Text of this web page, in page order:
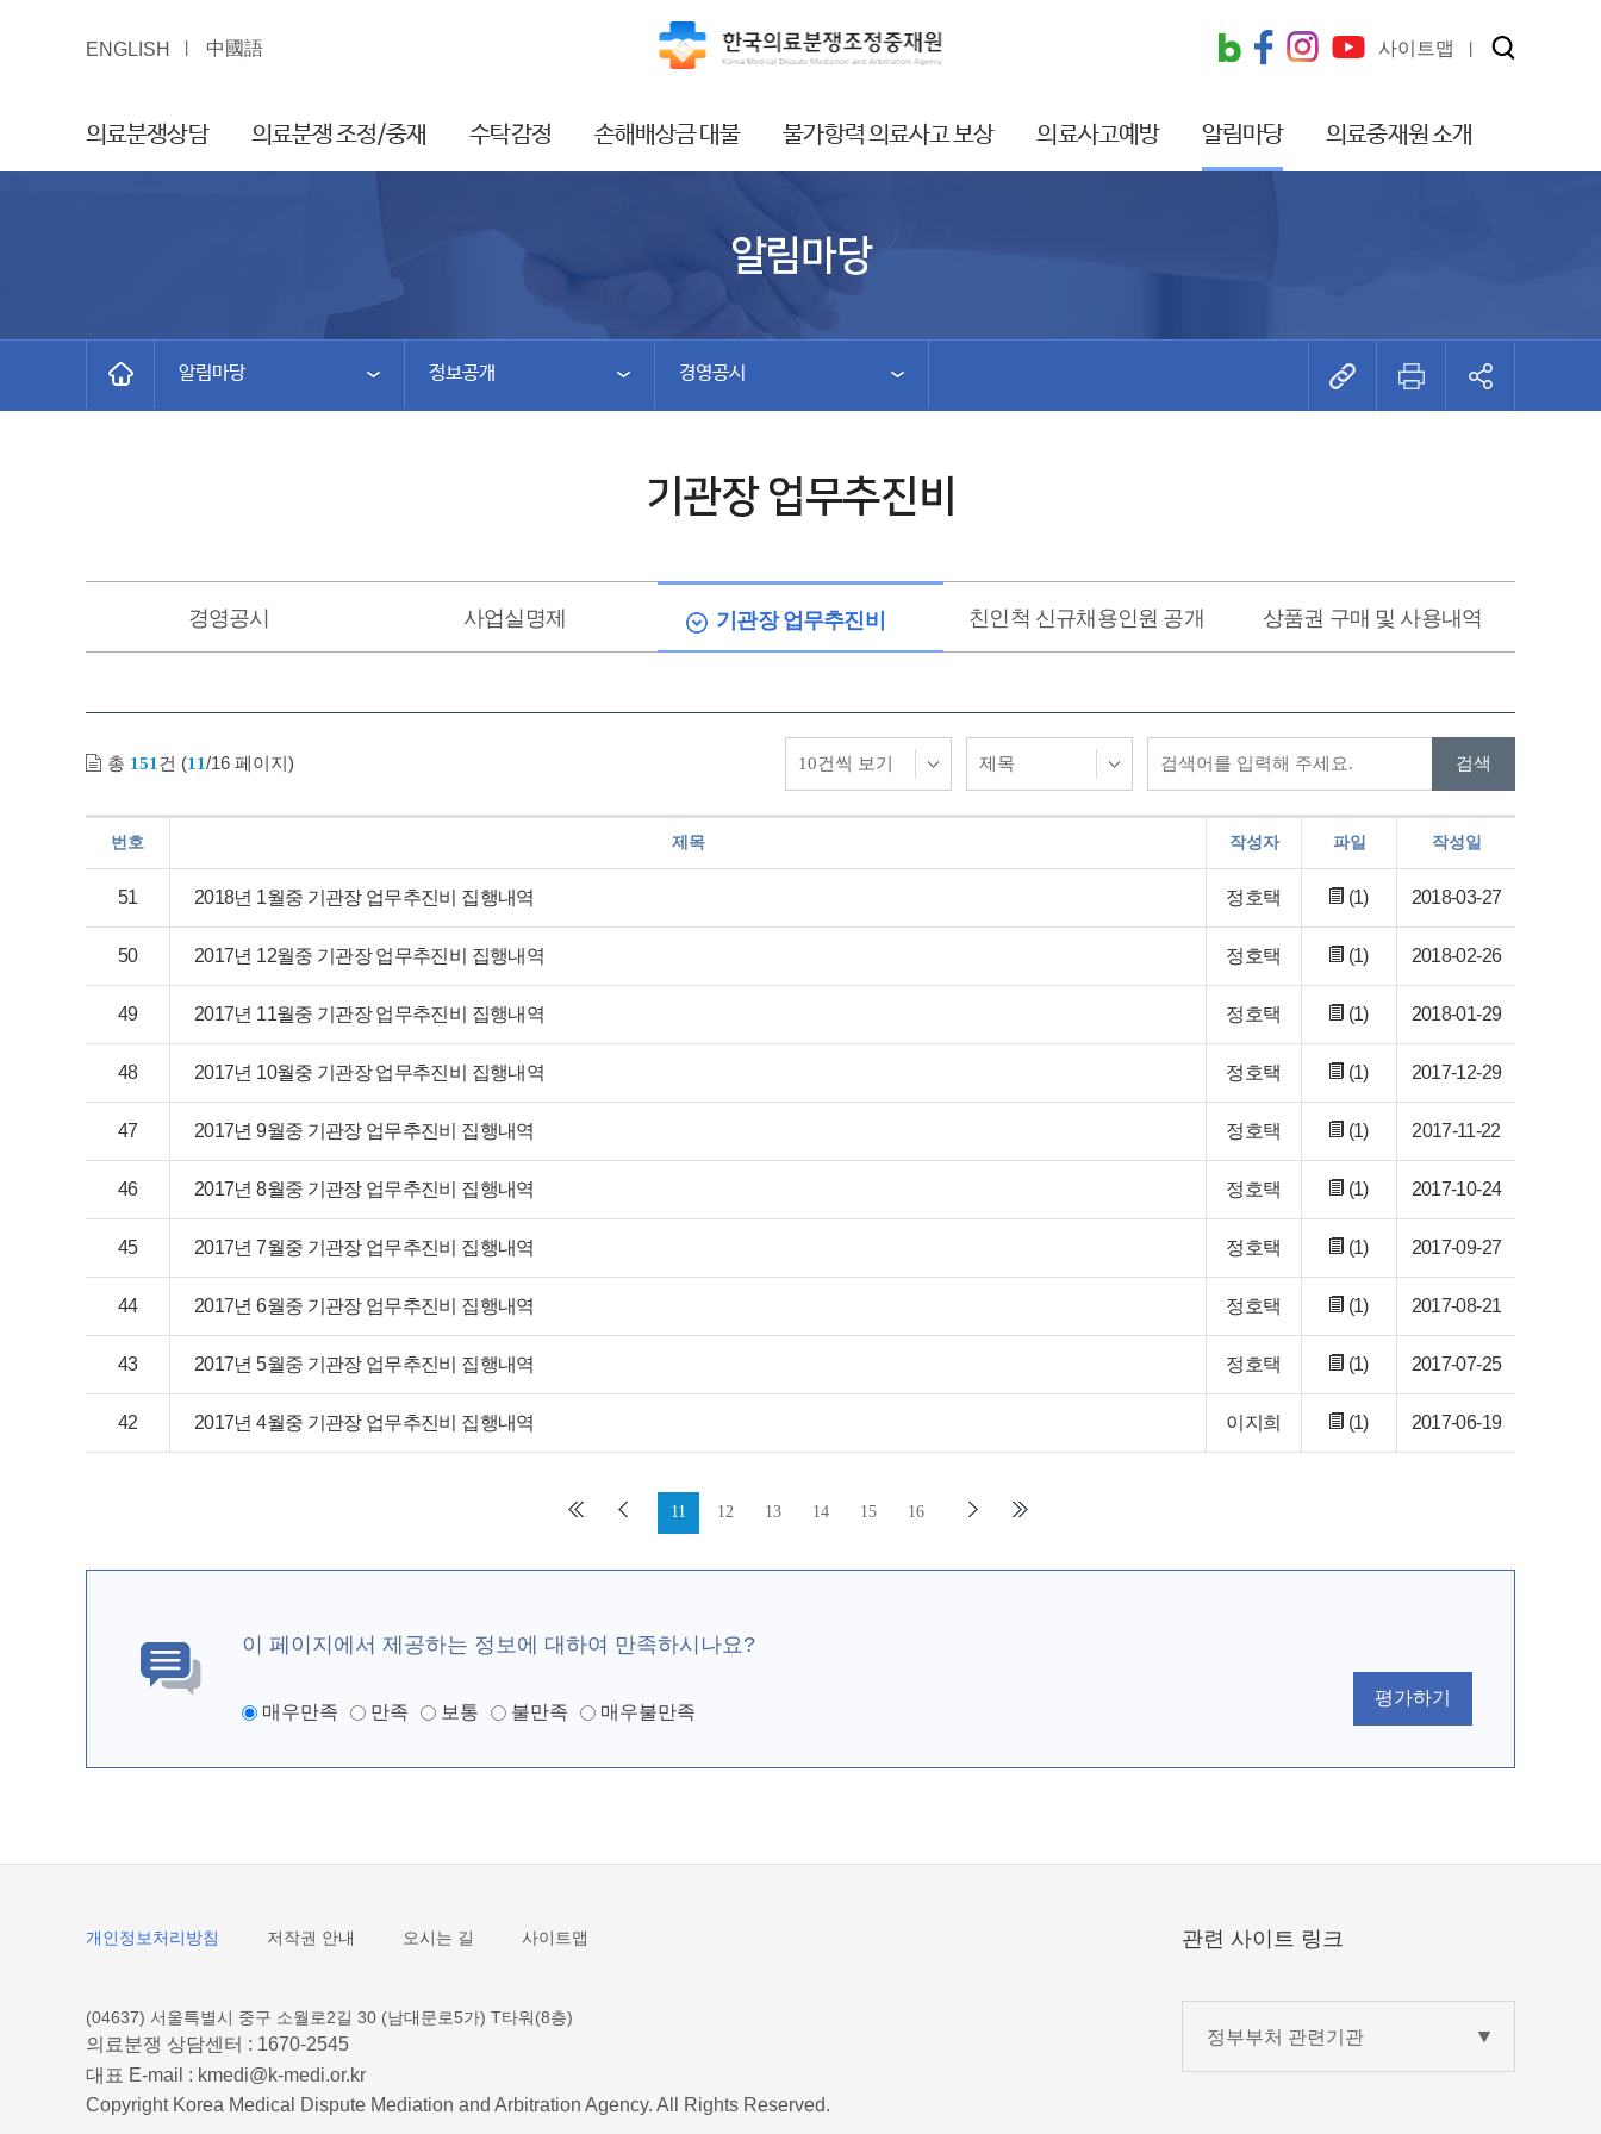
ENGLISH 中國語 사이트맵
의료분쟁상담 의료분쟁 조정/중재 수탁감정 손해배상금 대불 불가항력 의료사고 보상 의료사고예방 알림마당 의료중재원 소개
알림마당
알림마당 정보공개 경영공시
기관장 업무추진비
경영공시 사업실명제 기관장 업무추진비 친인척 신규채용인원 공개 상품권 구매 및 사용내역
총 151 건 (11/16 페이지)
번호 제목 작성자 파일 작성일
51 2018년 1월중 기관장 업무추진비 집행내역 정호택 (1) 2018-03-27
50 2017년 12월중 기관장 업무추진비 집행내역 정호택 (1) 2018-02-26
49 2017년 11월중 기관장 업무추진비 집행내역 정호택 (1) 2018-01-29
48 2017년 10월중 기관장 업무추진비 집행내역 정호택 (1) 2017-12-29
47 2017년 9월중 기관장 업무추진비 집행내역 정호택 (1) 2017-11-22
46 2017년 8월중 기관장 업무추진비 집행내역 정호택 (1) 2017-10-24
45 2017년 7월중 기관장 업무추진비 집행내역 정호택 (1) 2017-09-27
44 2017년 6월중 기관장 업무추진비 집행내역 정호택 (1) 2017-08-21
43 2017년 5월중 기관장 업무추진비 집행내역 정호택 (1) 2017-07-25
42 2017년 4월중 기관장 업무추진비 집행내역 이지희 (1) 2017-06-19
11 12 13 14 15 16
이 페이지에서 제공하는 정보에 대하여 만족하시나요?
매우만족 만족 보통 불만족 매우불만족
평가하기
개인정보처리방침 저작권 안내 오시는 길 사이트맵
(04637) 서울특별시 중구 소월로2길 30 (남대문로5가) T타워(8층)
의료분쟁 상담센터 : 1670-2545
대표 E-mail : kmedi@k-medi.or.kr
Copyright Korea Medical Dispute Mediation and Arbitration Agency. All Rights Reserved.
관련 사이트 링크
정부부처 관련기관